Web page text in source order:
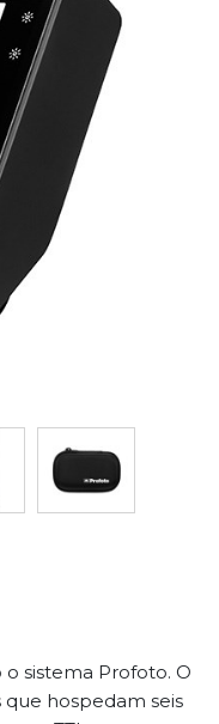
sistema Profoto. O
hospedam seis